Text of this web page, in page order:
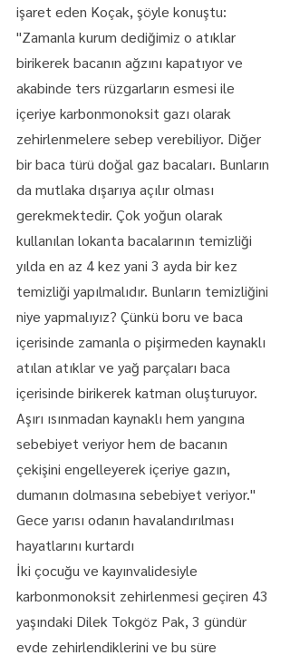
işaret eden Koçak, şöyle konuştu:
"Zamanla kurum dediğimiz o atıklar
birikerek bacanın ağzını kapatıyor ve
akabinde ters rüzgarların esmesi ile
içeriye karbonmonoksit gazı olarak
zehirlenmelere sebep verebiliyor. Diğer
bir baca türü doğal gaz bacaları. Bunların
da mutlaka dışarıya açılır olması
gerekmektedir. Çok yoğun olarak
kullanılan lokanta bacalarının temizliği
yılda en az 4 kez yani 3 ayda bir kez
temizliği yapılmalıdır. Bunların temizliğini
niye yapmalıyız? Çünkü boru ve baca
içerisinde zamanla o pişirmeden kaynaklı
atılan atıklar ve yağ parçaları baca
içerisinde birikerek katman oluşturuyor.
Aşırı ısınmadan kaynaklı hem yangına
sebebiyet veriyor hem de bacanın
çekişini engelleyerek içeriye gazın,
dumanın dolmasına sebebiyet veriyor."
Gece yarısı odanın havalandırılması
hayatlarını kurtardı
İki çocuğu ve kayınvalidesiyle
karbonmonoksit zehirlenmesi geçiren 43
yaşındaki Dilek Tokgöz Pak, 3 gündür
evde zehirlendiklerini ve bu süre